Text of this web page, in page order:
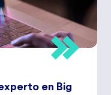
en Big